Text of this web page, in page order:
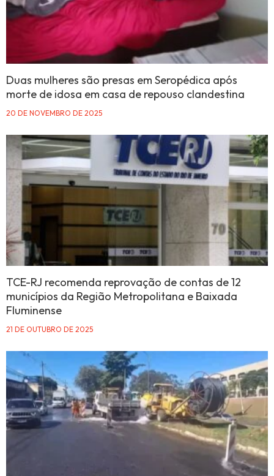
Duas mulheres são presas em Seropédica após
morte de idosa em casa de repouso clandestina
20 DE NOVEMBRO DE 2025
TCE-RJ recomenda reprovação de contas de 12
municípios da Região Metropolitana e Baixada
Fluminense
21 DE OUTUBRO DE 2025